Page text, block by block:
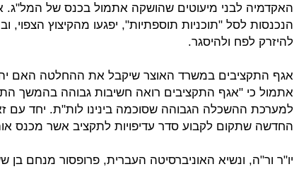
האקדמיה לבני מיעוטים שהושקה אתמול בכנס של המל"ג.
הנכנסות לסל "תוכניות תוספתיות", יפגעו מהקיצוץ הצפוי,
להיזרק לפח ולהיסגר.
אגף התקציבים במשרד האוצר שיקבל את ההחלטה האם
אתמול כי "אגף התקציבים רואה חשיבות גבוהה בהמשך
למערכת ההשכלה הגבוהה שסוכמה בינינו לות"ת. יחד
החדשה שתקום לקבוע סדר עדיפויות לתקציב אשר מכנס
יו"ר ור"ה, ונשיא האוניברסיטה העברית, פרופסור מנחם בן